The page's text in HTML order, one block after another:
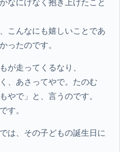
なにげなく抱き上げたこと
こんなにも嬉しいことであ
ったのです。
が走ってくるなり、
、あさってやで。たのむ
やで」と、言うのです。
す。
は、その子どもの誕生日に